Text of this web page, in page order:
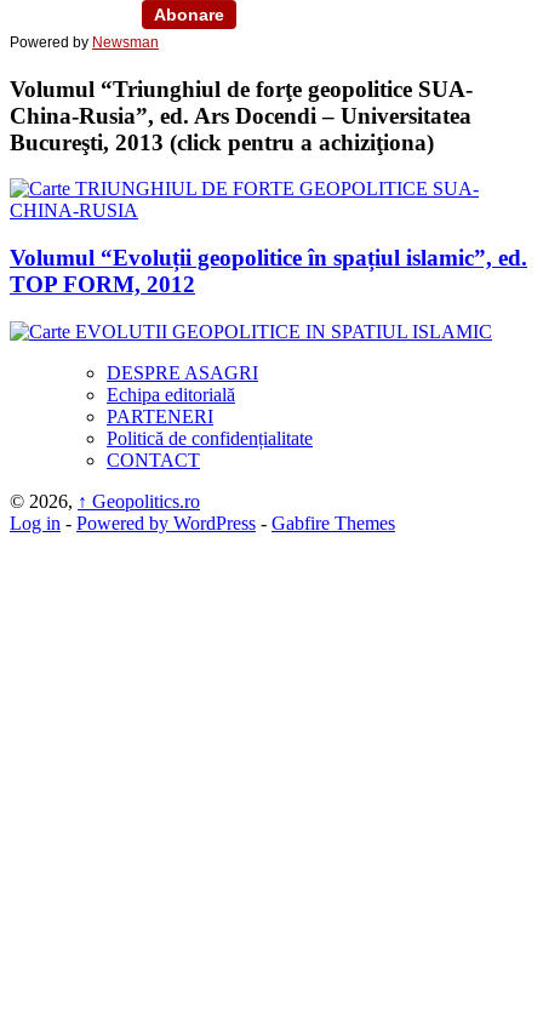
Powered by Newsman
Volumul “Triunghiul de forţe geopolitice SUA-
China-Rusia”, ed. Ars Docendi – Universitatea
Bucureşti, 2013 (click pentru a achiziţiona)
Volumul “Evoluții geopolitice în spațiul islamic”, ed.
TOP FORM, 2012
DESPRE ASAGRI
Echipa editorială
PARTENERI
Politică de confidențialitate
CONTACT
© 2026, ↑ Geopolitics.ro
Log in - Powered by WordPress - Gabfire Themes